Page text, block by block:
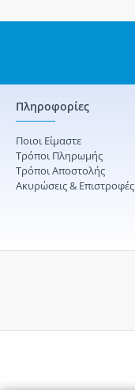
Πληροφορίες
Ποιοι Είμαστε
Τρόποι Πληρωμής
Τρόποι Αποστολής
Ακυρώσεις & Επιστροφές